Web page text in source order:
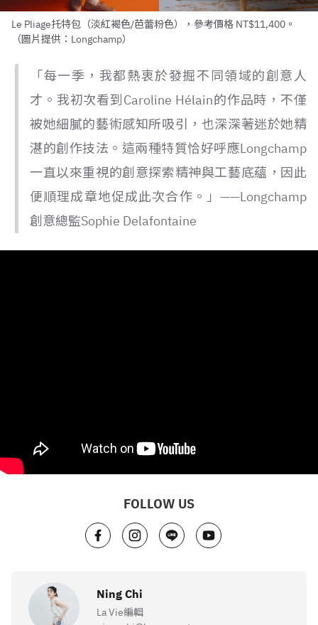
Le Pliage托特包（淡紅褐色/芭蕾粉色），參考價格 NT$11,400。
（圖片提供：Longchamp）
「每一季，我都熱衷於發掘不同領域的創意人
才。我初次看到Caroline Hélain的作品時，不僅
被她細膩的藝術感知所吸引，也深深著迷於她精
湛的創作技法。這兩種特質恰好呼應Longchamp
一直以來重視的創意探索精神與工藝底蘊，因此
便順理成章地促成此次合作。」——Longchamp
創意總監Sophie Delafontaine
FOLLOW US
Ning Chi
La Vie編輯